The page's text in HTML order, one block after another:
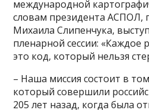
международной
словам президента АСПОЛ,
Михаила Слипенчука,
пленарной сессии: «Каждое
это код, который нельзя
– Наша миссия состоит в
который совершили
205 лет назад, когда была